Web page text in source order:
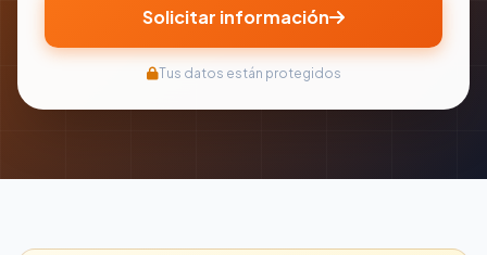
Solicitar información
Tus datos están protegidos